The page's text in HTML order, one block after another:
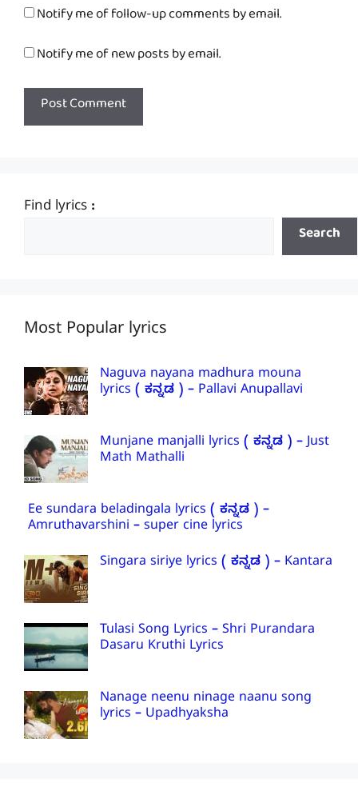
Notify me of follow-up comments by email.
Notify me of new posts by email.
Find lyrics :
Search
Most Popular lyrics
Naguva nayana madhura mouna
lyrics ( ಕನ್ನಡ ) – Pallavi Anupallavi
Munjane manjalli lyrics ( ಕನ್ನಡ ) – Just
Math Mathalli
Ee sundara beladingala lyrics ( ಕನ್ನಡ ) –
Amruthavarshini – super cine lyrics
Singara siriye lyrics ( ಕನ್ನಡ ) – Kantara
Tulasi Song Lyrics – Shri Purandara
Dasaru Kruthi Lyrics
Nanage neenu ninage naanu song
lyrics – Upadhyaksha